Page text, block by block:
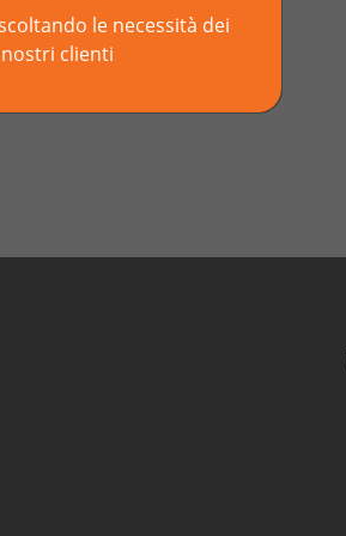
le necessità dei
nostri clienti